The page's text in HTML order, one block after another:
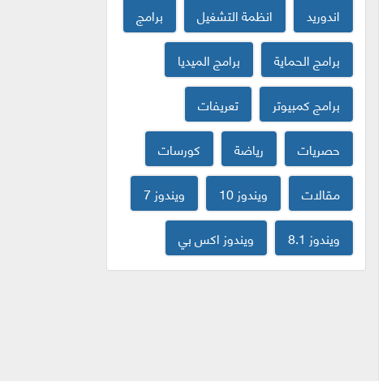
اندوريد
انظمة التشغيل
برامج
برامج الحماية
برامج الميديا
برامج كمبيوتر
تعريفات
حصريات
رياضة
كورسات
مقالات
ويندوز 10
ويندوز 7
ويندوز 8.1
ويندوز اكس بي